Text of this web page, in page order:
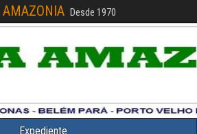
Desde 1970
Expediente